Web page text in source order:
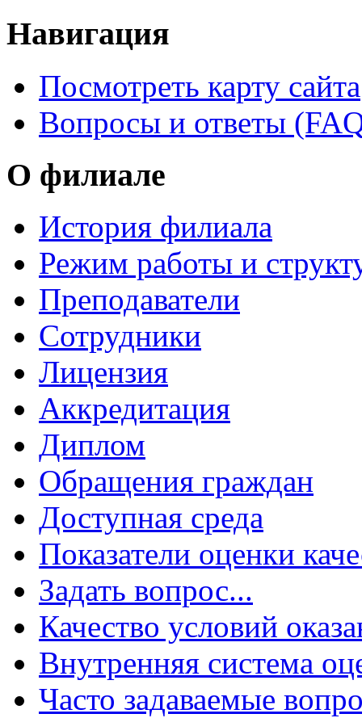
Навигация
Посмотреть карту сайта
Вопросы и ответы
О филиале
История филиала
Режим работы и
Преподаватели
Сотрудники
Лицензия
Аккредитация
Диплом
Обращения граждан
Доступная среда
Показатели оценки
Задать вопрос...
Качество условий
Внутренняя система
Часто задаваемые